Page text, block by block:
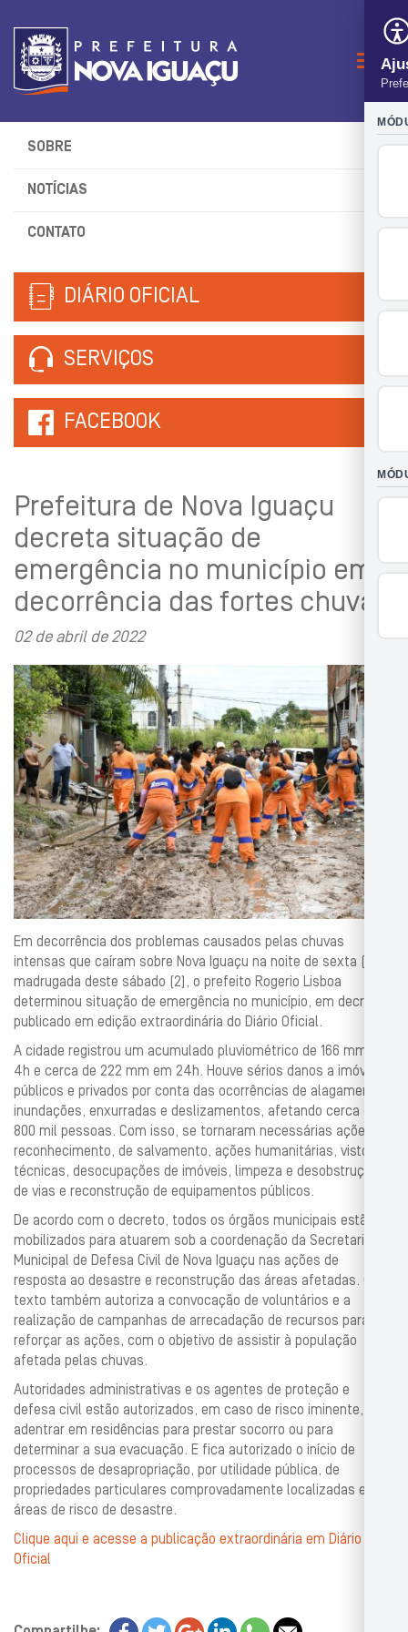
SOBRE
NOTÍCIAS
CONTATO
DIÁRIO OFICIAL
SERVIÇOS
FACEBOOK
Prefeitura de Nova Iguaçu
decreta situação de
emergência no município em
decorrência das fortes chuva
02 de abril de 2022
Em decorrência dos problemas causados pelas chuvas
intensas que caíram sobre Nova Iguaçu na noite de sexta (1º) e
madrugada deste sábado (2), o prefeito Rogerio Lisboa
determinou situação de emergência no município, em decreto
publicado em edição extraordinária do Diário Oficial.
A cidade registrou um acumulado pluviométrico de 166 mm em
4h e cerca de 222 mm em 24h. Houve sérios danos a imóveis
públicos e privados por conta das ocorrências de alagamentos,
inundações, enxurradas e deslizamentos, afetando cerca de
800 mil pessoas. Com isso, se tornaram necessárias ações de
reconhecimento, de salvamento, ações humanitárias, vistorias
técnicas, desocupações de imóveis, limpeza e desobstrução
de vias e reconstrução de equipamentos públicos.
De acordo com o decreto, todos os órgãos municipais estão
mobilizados para atuarem sob a coordenação da Secretaria
Municipal de Defesa Civil de Nova Iguaçu nas ações de
resposta ao desastre e reconstrução das áreas afetadas. O
texto também autoriza a convocação de voluntários e a
realização de campanhas de arrecadação de recursos para
reforçar as ações, com o objetivo de assistir à população
afetada pelas chuvas.
Autoridades administrativas e os agentes de proteção e
defesa civil estão autorizados, em caso de risco iminente, a
adentrar em residências para prestar socorro ou para
determinar a sua evacuação. E fica autorizado o início de
processos de desapropriação, por utilidade pública, de
propriedades particulares comprovadamente localizadas em
áreas de risco de desastre.
Clique aqui e acesse a publicação extraordinária em Diário
Oficial